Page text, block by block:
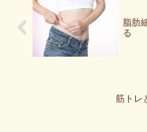
脂肪
る
筋トレ